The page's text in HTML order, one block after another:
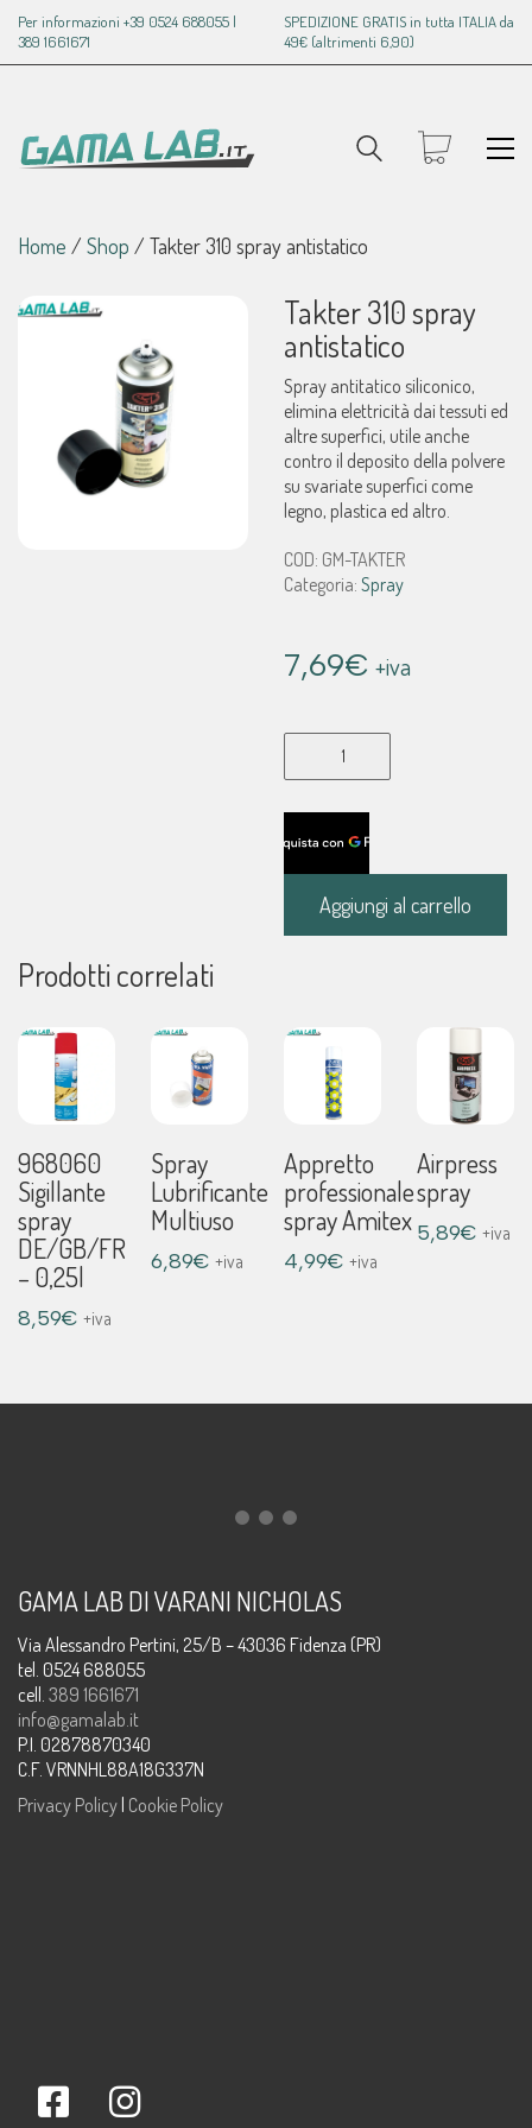
Per informazioni +39 0524 688055 |
389 1661671
SPEDIZIONE GRATIS in tutta ITALIA da
49€ (altrimenti 6,90)
Home / Shop / Takter 310 spray antistatico
Takter 310 spray
antistatico
Spray antitatico siliconico,
elimina elettricità dai tessuti ed
altre superfici, utile anche
contro il deposito della polvere
su svariate superfici come
legno, plastica ed altro.
COD: GM-TAKTER
Categoria: Spray
7,69€ +iva
310
antistatico
quantità
Aggiungi al carrello
Prodotti correlati
968060
Sigillante
spray
DE/GB/FR
– 0,25l
8,59€ +iva
Spray
Lubrificante
Multiuso
6,89€ +iva
Appretto
professionale
spray Amitex
4,99€ +iva
Airpress
spray
5,89€ +iva
GAMA LAB DI VARANI NICHOLAS
Via Alessandro Pertini, 25/B – 43036 Fidenza (PR)
tel. 0524 688055
cell. 389 1661671
info@gamalab.it
P.I. 02878870340
C.F. VRNNHL88A18G337N
Privacy Policy Cookie Policy